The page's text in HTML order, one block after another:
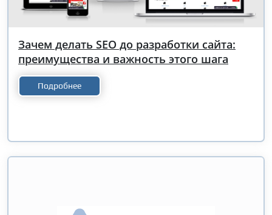
Зачем делать SEO до разработки сайта:
преимущества и важность этого шага
Подробнее